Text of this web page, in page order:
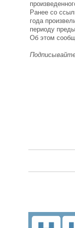
Ранее со
года
периоду
Об этом